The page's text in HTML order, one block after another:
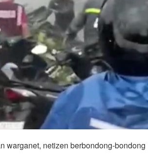
warganet, netizen berbondong-bondong